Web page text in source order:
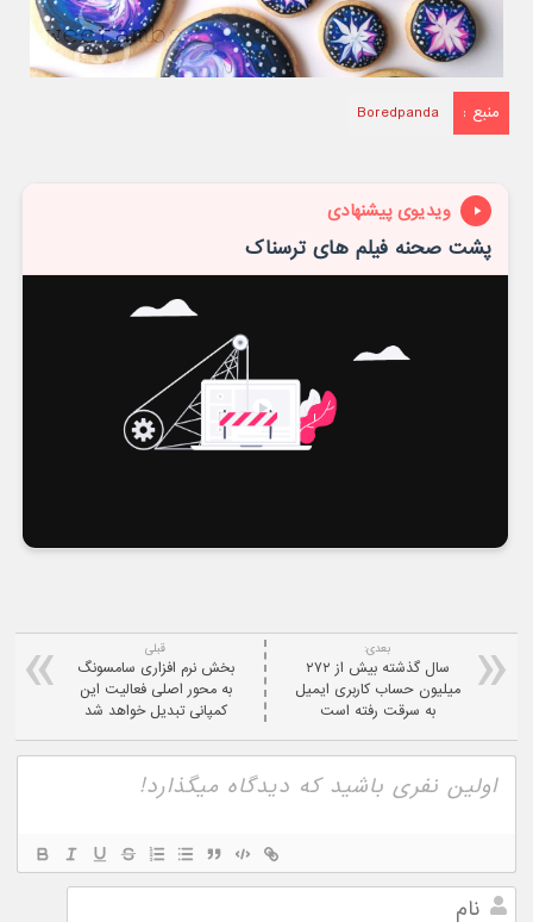
منبع : Boredpanda
ویدیوی پیشنهادی
پشت صحنه فیلم های ترسناک
قبلی
بخش نرم افزاری سامسونگ
به محور اصلی فعالیت این
کمپانی تبدیل خواهد شد
بعدی:
سال گذشته بیش از ۲۷۲
میلیون حساب کاربری ایمیل
به سرقت رفته است